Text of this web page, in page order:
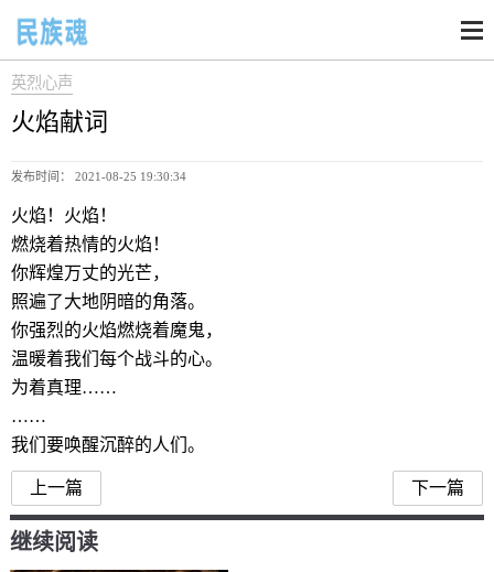
英烈心声
火焰献词
发布时间： 2021-08-25 19:30:34
火焰！火焰！
燃烧着热情的火焰！
你辉煌万丈的光芒，
照遍了大地阴暗的角落。
你强烈的火焰燃烧着魔鬼，
温暖着我们每个战斗的心。
为着真理……
……
我们要唤醒沉醉的人们。
上一篇 下一篇
继续阅读